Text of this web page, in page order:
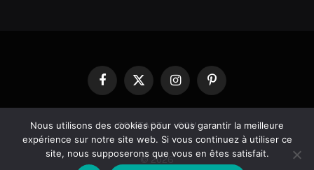
Facebook
X
InstagramPinterest
CONTACT CGV
© 2026
Nous utilisons des cookies pour vous garantir la meilleure
expérience sur notre site web. Si vous continuez à utiliser ce
site, nous supposerons que vous en êtes satisfait.